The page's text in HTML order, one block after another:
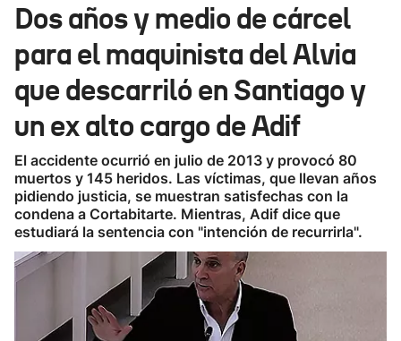
Ikusmiran
Eguraldia
Dos años y medio de cárcel
para el maquinista del Alvia
que descarriló en Santiago y
un ex alto cargo de Adif
El accidente ocurrió en julio de 2013 y provocó 80
muertos y 145 heridos. Las víctimas, que llevan años
pidiendo justicia, se muestran satisfechas con la
condena a Cortabitarte. Mientras, Adif dice que
estudiará la sentencia con "intención de recurrirla".